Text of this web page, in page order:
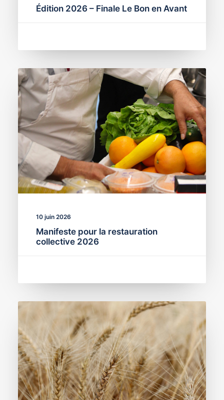
Édition 2026 – Finale Le Bon en Avant
10 juin 2026
Manifeste pour la restauration
collective 2026